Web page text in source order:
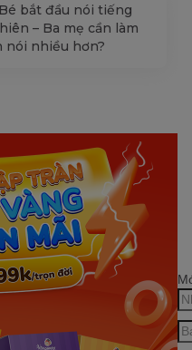
Bé bắt đầu nói tiếng
– Ba mẹ cần làm
nói nhiều hơn?